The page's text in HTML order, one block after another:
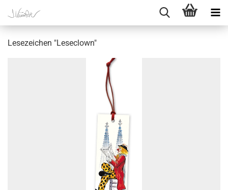
Lesezeichen "Leseclown"